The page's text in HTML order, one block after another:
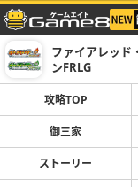
ファイアレッド
ンFRLG
攻略TOP
御三家
ストーリー